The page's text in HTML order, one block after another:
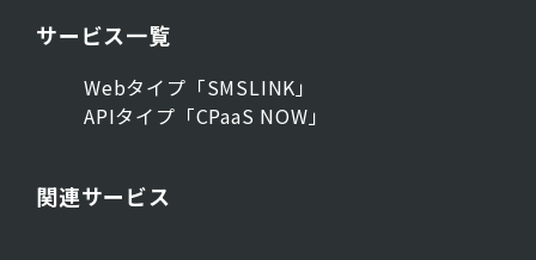
サービス一覧
Webタイプ「SMSLINK」
APIタイプ「CPaaS NOW」
関連サービス